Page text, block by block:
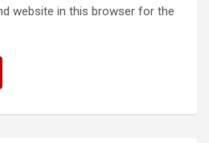
website in this browser for the